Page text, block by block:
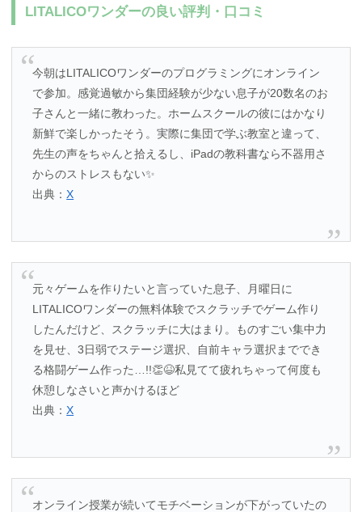
LITALICOワンダーの良い評判・口コミ
今朝はLITALICOワンダーのプログラミングにオンライン
で参加。感覚過敏から集団経験が少ない息子が20数名のお
子さんと一緒に教わった。ホームスクールの彼にはかなり
新鮮で楽しかったそう。実際に集団で学ぶ教室と違って、
先生の声をちゃんと拾えるし、iPadの教科書なら不器用さ
からのストレスもない✨
出典：X
元々ゲームを作りたいと言っていた息子、月曜日に
LITALICOワンダーの無料体験でスクラッチでゲーム作り
したんだけど、スクラッチに大はまり。ものすごい集中力
を見せ、3日弱でステージ選択、自前キャラ選択まででき
る格闘ゲーム作った…!!👏😆私見てて疲れちゃって何度も
休憩しなさいと声かけるほど
出典：X
オンライン授業が続いてモチベーションが下がっていたの